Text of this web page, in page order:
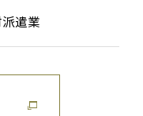
派遣業